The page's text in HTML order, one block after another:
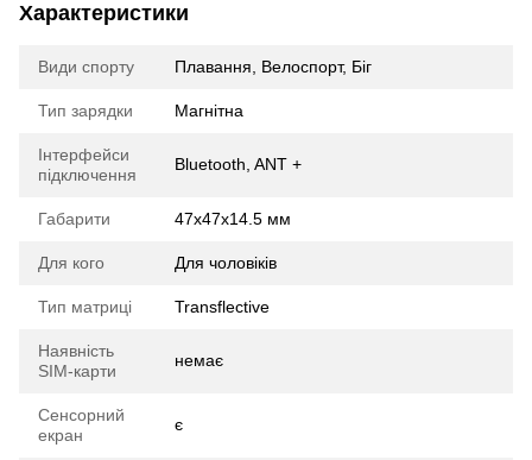
Характеристики
Види спорту Плавання, Велоспорт, Біг
Тип зарядки Магнітна
Інтерфейси
підключення
Bluetooth, ANT +
Габарити 47x47x14.5 мм
Для кого Для чоловіків
Тип матриці Transflective
Наявність
SIM-карти
немає
Сенсорний
екран
є